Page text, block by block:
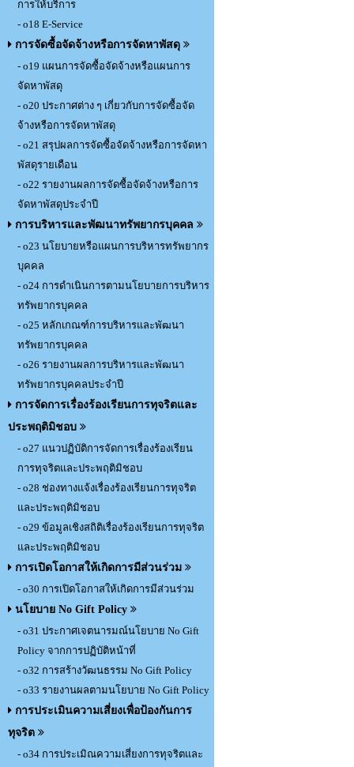
การให้บริการ
- o18 E-Service
การจัดซื้อจัดจ้างหรือการจัดหาพัสดุ
- o19 แผนการจัดซื้อจัดจ้างหรือแผนการ
จัดหาพัสดุ
- o20 ประกาศต่าง ๆ เกี่ยวกับการจัดซื้อจัด
จ้างหรือการจัดหาพัสดุ
- o21 สรุปผลการจัดซื้อจัดจ้างหรือการจัดหา
พัสดุรายเดือน
- o22 รายงานผลการจัดซื้อจัดจ้างหรือการ
จัดหาพัสดุประจำปี
การบริหารและพัฒนาทรัพยากรบุคคล
- o23 นโยบายหรือแผนการบริหารทรัพยากร
บุคคล
- o24 การดำเนินการตามนโยบายการบริหาร
ทรัพยากรบุคคล
- o25 หลักเกณฑ์การบริหารและพัฒนา
ทรัพยากรบุคคล
- o26 รายงานผลการบริหารและพัฒนา
ทรัพยากรบุคคลประจำปี
การจัดการเรื่องร้องเรียนการทุจริตและ
ประพฤติมิชอบ
- o27 แนวปฏิบัติการจัดการเรื่องร้องเรียน
การทุจริตและประพฤติมิชอบ
- o28 ช่องทางแจ้งเรื่องร้องเรียนการทุจริต
และประพฤติมิชอบ
- o29 ข้อมูลเชิงสถิติเรื่องร้องเรียนการทุจริต
และประพฤติมิชอบ
การเปิดโอกาสให้เกิดการมีส่วนร่วม
- o30 การเปิดโอกาสให้เกิดการมีส่วนร่วม
นโยบาย No Gift Policy
- o31 ประกาศเจตนารมณ์นโยบาย No Gift
Policy จากการปฏิบัติหน้าที่
- o32 การสร้างวัฒนธรรม No Gift Policy
- o33 รายงานผลตามนโยบาย No Gift Policy
การประเมินความเสี่ยงเพื่อป้องกันการ
ทุจริต
- o34 การประเมิณความเสี่ยงการทุจริตและ